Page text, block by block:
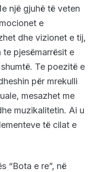
një gjuhë të veten
e
dhe vizionet e tij,
pjesëmarrësit e
Te poezitë e
për mrekulli
mesazhet me
muzikalitetin. Ai u
të cilat e
“Bota e re”, në